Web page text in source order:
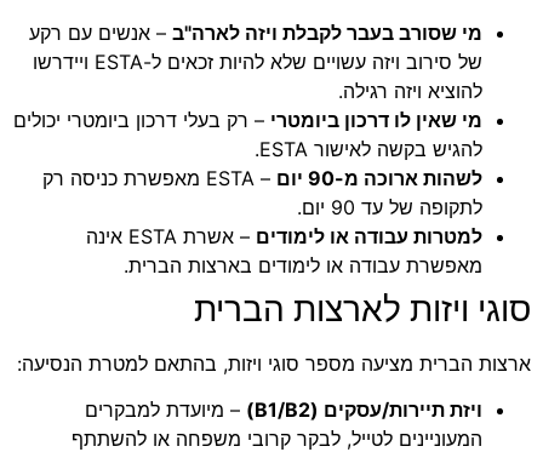
מי שסורב בעבר לקבלת ויזה לארה"ב – אנשים עם רקע
של סירוב ויזה עשויים שלא להיות זכאים ל-ESTA ויידרשו
להוציא ויזה רגילה.
מי שאין לו דרכון ביומטרי – רק בעלי דרכון ביומטרי יכולים
להגיש בקשה לאישור ESTA.
לשהות ארוכה מ-90 יום
– ESTA מאפשרת כניסה רק
לתקופה של עד 90 יום.
למטרות עבודה או לימודים
– אשרת ESTA אינה
מאפשרת עבודה או לימודים בארצות הברית.
סוגי ויזות לארצות הברית
ארצות הברית מציעה מספר סוגי ויזות, בהתאם למטרת הנסיעה:
ויזת תיירות/עסקים (B1/B2)
– מיועדת למבקרים
המעוניינים לטייל, לבקר קרובי משפחה או להשתתף